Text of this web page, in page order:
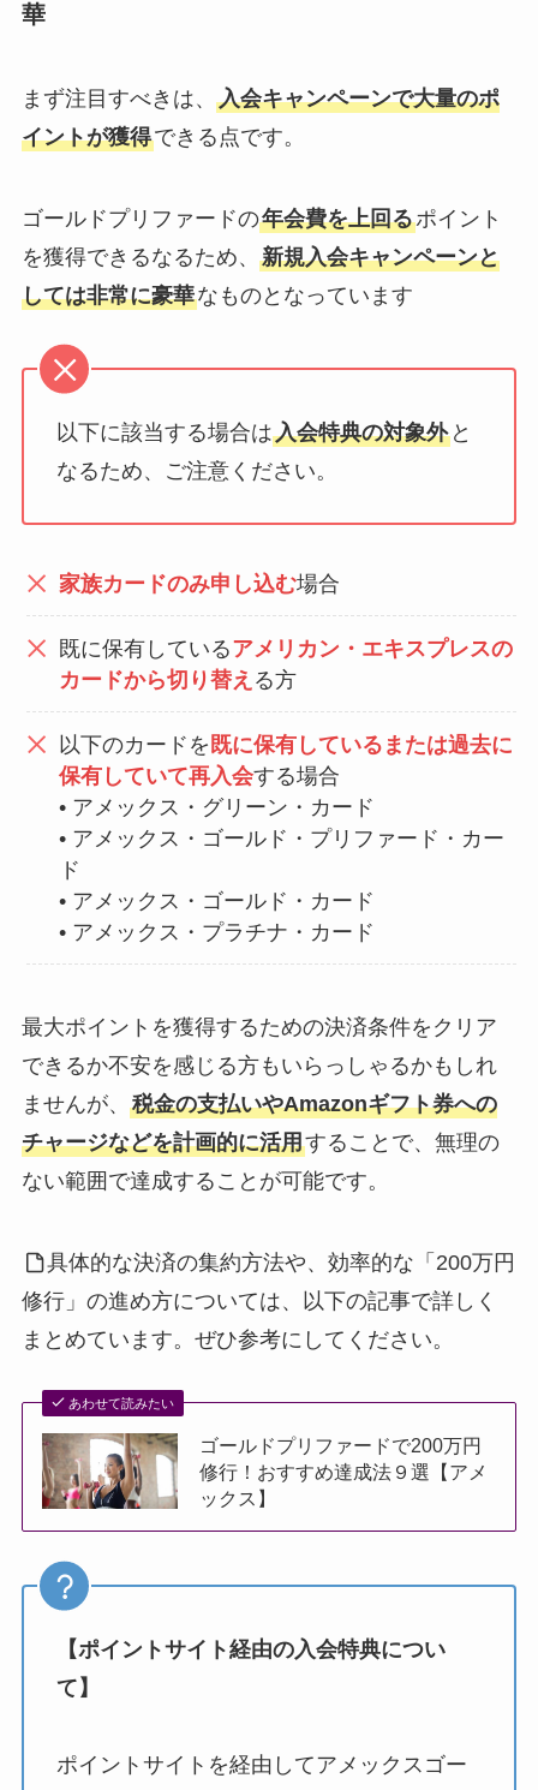
華
まず注目すべきは、 入会キャンペーンで大量のポ
イントが獲得できる点です。
ゴールドプリファードの年会費を上回るポイント
を獲得できるなるため、 新規入会キャンペーンと
しては非常に豪華なものとなっています
以下に該当する場合は入会特典の対象外と
なるため、ご注意ください。
家族カードのみ申し込む場合
既に保有しているアメリカン・エキスプレスの
カードから切り替え る方
以下のカードを 既に保有しているまたは過去に
保有していて再入会する場合
• アメックス・グリーン・カード
• アメックス・ゴールド・プリファード・カー
ド
• アメックス・ゴールド・カード
• アメックス・プラチナ・カード
最大ポイントを獲得するための決済条件をクリア
できるか不安を感じる方もいらっしゃるかもしれ
ませんが、 税金の支払いやAmazonギフト券への
チャージなどを計画的に活用することで、無理の
ない範囲で達成することが可能です。
具体的な決済の集約方法や、効率的な「200万円
修行」の進め方については、以下の記事で詳しく
まとめています。ぜひ参考にしてください。
あわせて読みたい
ゴールドプリファードで200万円
修行！おすすめ達成法９選【アメ
ックス】
【ポイントサイト経由の入会特典につい
て】
ポイントサイトを経由してアメックスゴー